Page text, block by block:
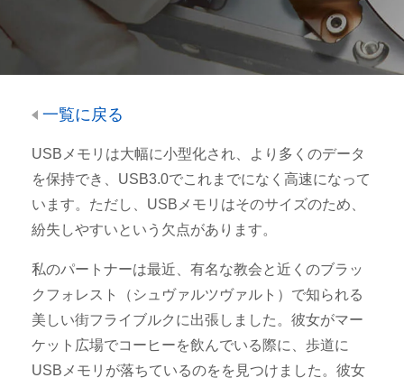
一覧に戻る
USBメモリは大幅に小型化され、より多くのデータ
を保持でき、USB3.0でこれまでになく高速になって
います。ただし、USBメモリはそのサイズのため、
紛失しやすいという欠点があります。
私のパートナーは最近、有名な教会と近くのブラッ
クフォレスト（シュヴァルツヴァルト）で知られる
美しい街フライブルクに出張しました。彼女がマー
ケット広場でコーヒーを飲んでいる際に、歩道に
USBメモリが落ちているのをを見つけました。彼女